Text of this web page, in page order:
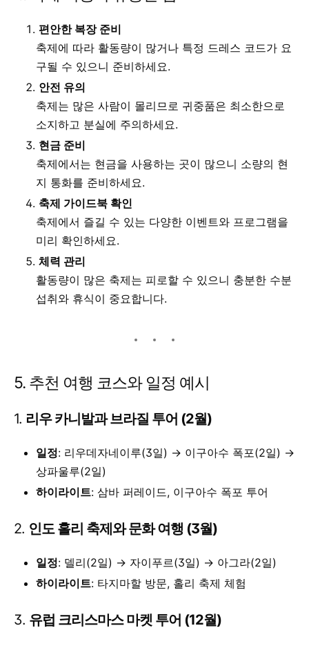
편안한 복장 준비
축제에 따라 활동량이 많거나 특정 드레스 코드가 요
구될 수 있으니 준비하세요.
안전 유의
축제는 많은 사람이 몰리므로 귀중품은 최소한으로
소지하고 분실에 주의하세요.
현금 준비
축제에서는 현금을 사용하는 곳이 많으니 소량의 현
지 통화를 준비하세요.
축제 가이드북 확인
축제에서 즐길 수 있는 다양한 이벤트와 프로그램을
미리 확인하세요.
체력 관리
활동량이 많은 축제는 피로할 수 있으니 충분한 수분
섭취와 휴식이 중요합니다.
5. 추천 여행 코스와 일정 예시
1. 리우 카니발과 브라질 투어 (2월)
일정: 리우데자네이루(3일) → 이구아수 폭포(2일) →
상파울루(2일)
하이라이트: 삼바 퍼레이드, 이구아수 폭포 투어
2. 인도 홀리 축제와 문화 여행 (3월)
일정: 델리(2일) → 자이푸르(3일) → 아그라(2일)
하이라이트: 타지마할 방문, 홀리 축제 체험
3. 유럽 크리스마스 마켓 투어 (12월)